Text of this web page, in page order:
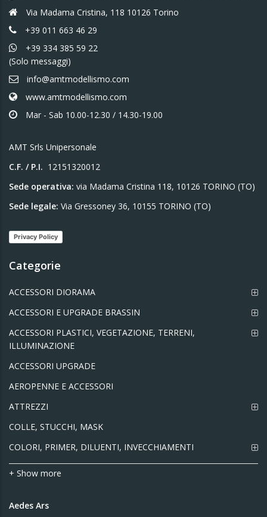
Via Madama Cristina, 118 10126 Torino
+39 011 663 46 29
+39 334 385 59 22
(Solo messaggi)
info@amtmodellismo.com
www.amtmodellismo.com
Mar - Sab 10.00-12.30 / 14.30-19.00
AMT Srls Unipersonale
C.F. / P.I. 12151320012
Sede operativa: via Madama Cristina 118, 10126 TORINO (TO)
Sede legale: Via Gressoney 36, 10155 TORINO (TO)
Privacy Policy
Categorie
ACCESSORI DIORAMA
ACCESSORI E UPGRADE BRASSIN
ACCESSORI PLASTICI, VEGETAZIONE, TERRENI,
ILLUMINAZIONE
ACCESSORI UPGRADE
AEROPENNE E ACCESSORI
ATTREZZI
COLLE, STUCCHI, MASK
COLORI, PRIMER, DILUENTI, INVECCHIAMENTI
+ Show more
Aedes Ars